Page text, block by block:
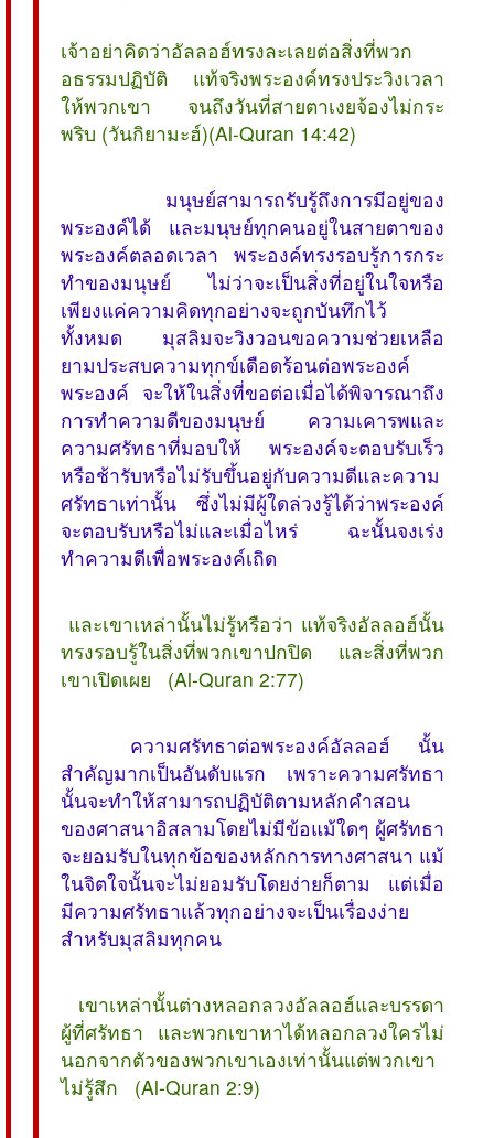
เจ้าอย่าคิดว่าอัลลอฮ์ทรงละเลยต่อสิ่งที่พวก
อธรรมปฏิบัติ แท้จริงพระองค์ทรงประวิงเวลา
ให้พวกเขา จนถึงวันที่สายตาเงยจ้องไม่กระ
พริบ (วันกิยามะฮ์)(Al-Quran 14:42)
มนุษย์สามารถรับรู้ถึงการมีอยู่ของ
พระองค์ได้ และมนุษย์ทุกคนอยู่ในสายตาของ
พระองค์ตลอดเวลา พระองค์ทรงรอบรู้การกระ
ทำของมนุษย์ ไม่ว่าจะเป็นสิ่งที่อยู่ในใจหรือ
เพียงแค่ความคิดทุกอย่างจะถูกบันทึกไว้
ทั้งหมด มุสลิมจะวิงวอนขอความช่วยเหลือ
ยามประสบความทุกข์เดือดร้อนต่อพระองค์
พระองค์ จะให้ในสิ่งที่ขอต่อเมื่อได้พิจารณาถึง
การทำความดีของมนุษย์ ความเคารพและ
ความศรัทธาที่มอบให้ พระองค์จะตอบรับเร็ว
หรือช้ารับหรือไม่รับขึ้นอยู่กับความดีและความ
ศรัทธาเท่านั้น ซึ่งไม่มีผู้ใดล่วงรู้ได้ว่าพระองค์
จะตอบรับหรือไม่และเมื่อไหร่ ฉะนั้นจงเร่ง
ทำความดีเพื่อพระองค์เถิด
 และเขาเหล่านั้นไม่รู้หรือว่า แท้จริงอัลลอฮ์นั้น
ทรงรอบรู้ในสิ่งที่พวกเขาปกปิด และสิ่งที่พวก
เขาเปิดเผย  (Al-Quran 2:77)
ความศรัทธาต่อพระองค์อัลลอฮ์ นั้น
สำคัญมากเป็นอันดับแรก เพราะความศรัทธา
นั้นจะทำให้สามารถปฏิบัติตามหลักคำสอน
ของศาสนาอิสลามโดยไม่มีข้อแม้ใดๆ ผู้ศรัทธา
จะยอมรับในทุกข้อของหลักการทางศาสนา แม้
ในจิตใจนั้นจะไม่ยอมรับโดยง่ายก็ตาม แต่เมื่อ
มีความศรัทธาแล้วทุกอย่างจะเป็นเรื่องง่าย
สำหรับมุสลิมทุกคน
 เขาเหล่านั้นต่างหลอกลวงอัลลอฮ์และบรรดา
ผู้ที่ศรัทธา และพวกเขาหาได้หลอกลวงใครไม่
นอกจากตัวของพวกเขาเองเท่านั้นแต่พวกเขา
ไม่รู้สึก  (Al-Quran 2:9)